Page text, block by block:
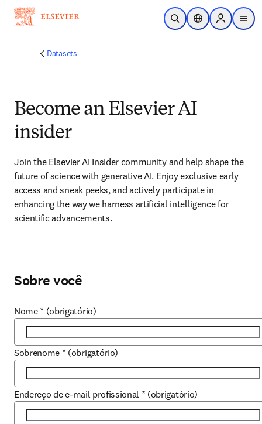
Ir para o conteúdo principal
Pesquisa aberta
Seletor deSign in to
menu
Datasets
Become an Elsevier AI
insider
Join the Elsevier AI Insider community and help shape the
future of science with generative AI. Enjoy exclusive early
access and sneak peeks, and actively participate in
enhancing the way we harness artificial intelligence for
scientific advancements.
Sobre você
Nome * (obrigatório)
Sobrenome * (obrigatório)
Endereço de e-mail profissional * (obrigatório)